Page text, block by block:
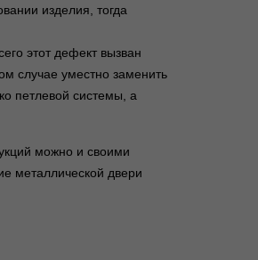
изделия, тогда
этот дефект вызван
случае уместно заменить
петлевой системы, а
можно и своими
металлической двери